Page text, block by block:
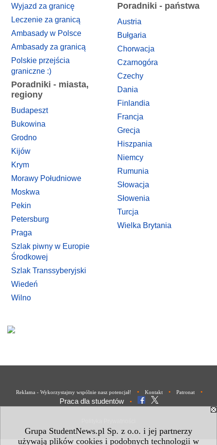
Grupa StudentNews.pl Sp. z o.o. i jej partnerzy
używają plików cookies i podobnych technologii w
Wyjazd za granicę
Leczenie za granicą
Ambasady w Polsce
Ambasady za granicą
Polskie przejścia
graniczne :)
Poradniki - miasta,
regiony
Budapeszt
Bukowina
Grodno
Kijów
Krym
Morawy Południowe
Moskwa
Pekin
Petersburg
Praga
Szlak piwny w Europie
Środkowej
Szlak Transsyberyjski
Wiedeń
Wilno
Poradniki - państwa
Austria
Bułgaria
Chorwacja
Czarnogóra
Czechy
Dania
Finlandia
Francja
Grecja
Hiszpania
Niemcy
Rumunia
Słowacja
Słowenia
Turcja
Wielka Brytania
Reklama - Wykorzystajmy wspólnie nasz potencjał! • Kontakt • Patronat •
Praca dla studentów •